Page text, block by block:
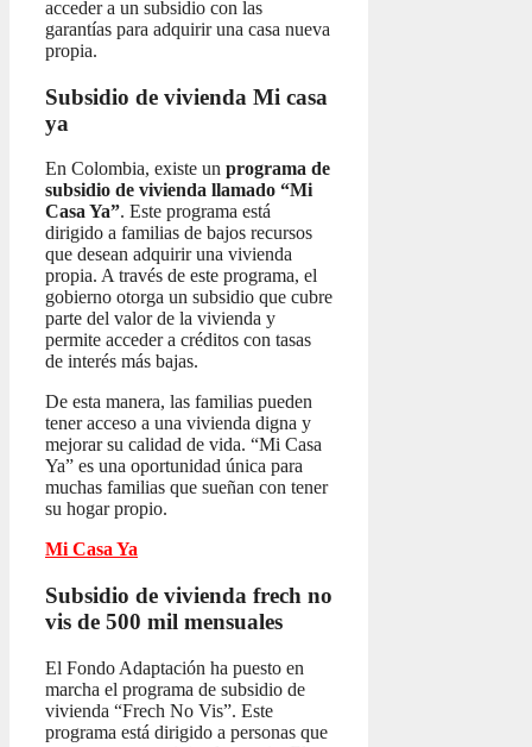
acceder a un subsidio con las
garantías para adquirir una casa nueva
propia.
Subsidio de vivienda Mi casa
ya
En Colombia, existe un programa de
subsidio de vivienda llamado “Mi
Casa Ya”. Este programa está
dirigido a familias de bajos recursos
que desean adquirir una vivienda
propia. A través de este programa, el
gobierno otorga un subsidio que cubre
parte del valor de la vivienda y
permite acceder a créditos con tasas
de interés más bajas.
De esta manera, las familias pueden
tener acceso a una vivienda digna y
mejorar su calidad de vida. “Mi Casa
Ya” es una oportunidad única para
muchas familias que sueñan con tener
su hogar propio.
Mi Casa Ya
Subsidio de vivienda frech no
vis de 500 mil mensuales
El Fondo Adaptación ha puesto en
marcha el programa de subsidio de
vivienda “Frech No Vis”. Este
programa está dirigido a personas que